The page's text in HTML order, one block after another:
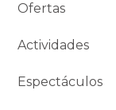
Ofertas
Actividades
Espectáculos